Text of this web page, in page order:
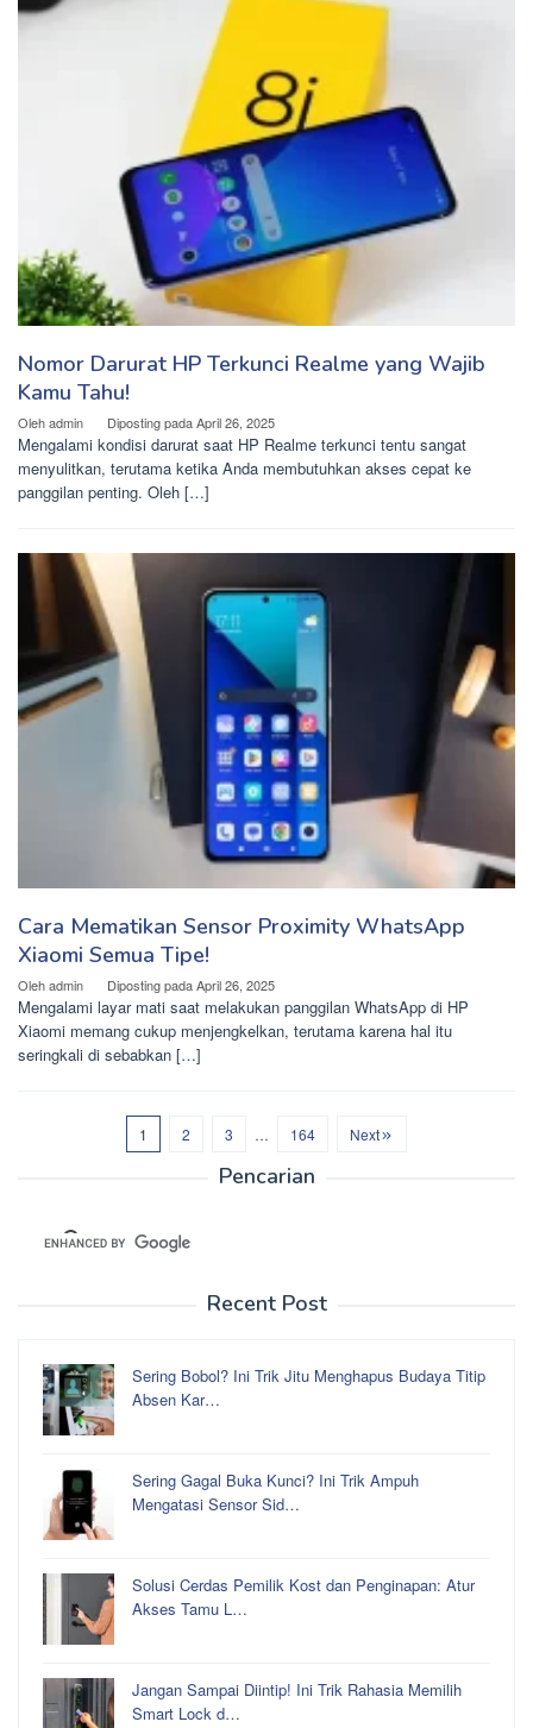
Nomor Darurat HP Terkunci Realme yang Wajib
Kamu Tahu!
Olehadmin Diposting padaApril 26, 2025
Mengalami kondisi darurat saat HP Realme terkunci tentu sangat
menyulitkan, terutama ketika Anda membutuhkan akses cepat ke
panggilan penting. Oleh […]
Cara Mematikan Sensor Proximity WhatsApp
Xiaomi Semua Tipe!
Olehadmin Diposting padaApril 26, 2025
Mengalami layar mati saat melakukan panggilan WhatsApp di HP
Xiaomi memang cukup menjengkelkan, terutama karena hal itu
seringkali di sebabkan […]
1 2 3 … 164 Next
Pencarian
Recent Post
Sering Bobol? Ini Trik Jitu Menghapus Budaya Titip
Absen Kar…
Sering Gagal Buka Kunci? Ini Trik Ampuh
Mengatasi Sensor Sid…
Solusi Cerdas Pemilik Kost dan Penginapan: Atur
Akses Tamu L…
Jangan Sampai Diintip! Ini Trik Rahasia Memilih
Smart Lock d…